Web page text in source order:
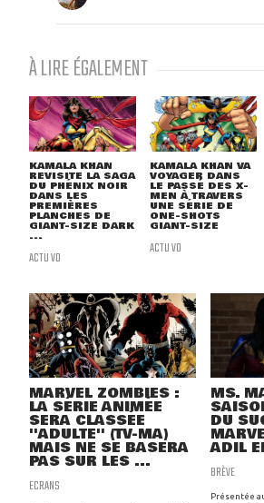
À LIRE ÉGALEMENT
KAMALA KHAN
REVISITE LA SAGA
DU PHÉNIX NOIR
DANS LES
PREMIÈRES
PLANCHES DE
GIANT-SIZE DARK
...
ACTU VO
KAMALA KHAN VA
VOYAGER DANS
LE PASSÉ DES X-
MEN À TRAVERS
UNE SÉRIE DE
ONE-SHOTS
GIANT-SIZE
ACTU VO
MARVEL ZOMBIES :
LA SÉRIE ANIMÉE
SERA CLASSÉE
''ADULTE'' (TV-MA)
MAIS NE SE BASERA
PAS SUR LES ...
ECRANS
MS.
DU
ADIL
BRÈVE
Présentée